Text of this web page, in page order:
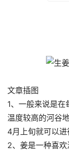
文章插图
1、一般来说是
温度较高的河谷
4月上旬就可以进
2、姜是一种喜